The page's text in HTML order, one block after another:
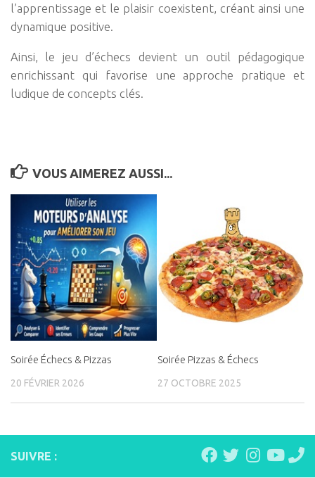
l’apprentissage et le plaisir coexistent, créant ainsi une
dynamique positive.
Ainsi, le jeu d’échecs devient un outil pédagogique
enrichissant qui favorise une approche pratique et
ludique de concepts clés.
VOUS AIMEREZ AUSSI...
Soirée Échecs & Pizzas
20 FÉVRIER 2026
Soirée Pizzas & Échecs
27 OCTOBRE 2025
SUIVRE :